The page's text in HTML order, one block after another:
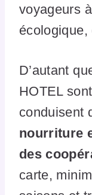
voyageurs
écologique,
D’autant
HOTEL
conduisent
nourriture
des
carte,